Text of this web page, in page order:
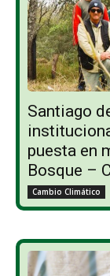
Santiago
puesta en
Bosque –
Cambio Climático